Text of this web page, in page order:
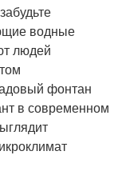
водные
людей
фонтан
в современном